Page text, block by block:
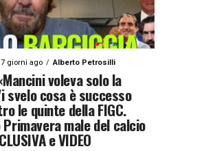
7 giorni ago Alberto Petrosilli
voleva solo la
svelo cosa è successo
le quinte della FIGC.
male del calcio
e VIDEO